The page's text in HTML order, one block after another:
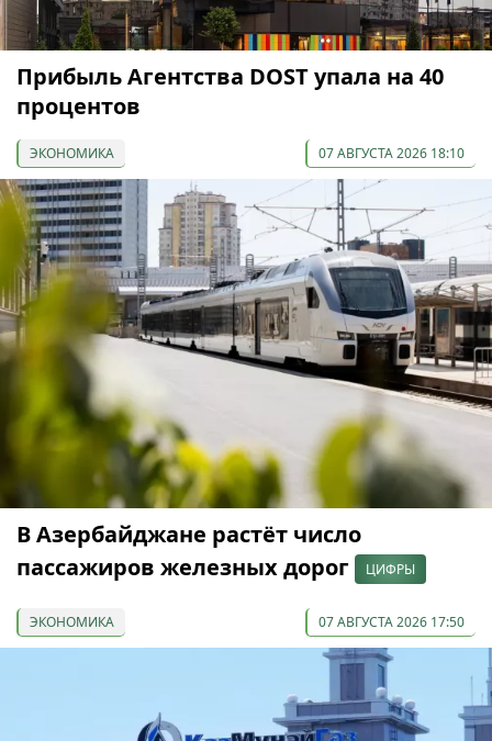
Прибыль Агентства DOST упала на 40
процентов
ЭКОНОМИКА 07 АВГУСТА 2026 18:10
В Азербайджане растёт число
пассажиров железных дорог
ЦИФРЫ
ЭКОНОМИКА 07 АВГУСТА 2026 17:50